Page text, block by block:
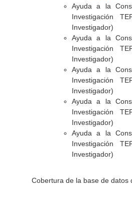
Ayuda a la
Investigación
Investigador)
Ayuda a la
Investigación
Investigador)
Ayuda a la
Investigación
Investigador)
Ayuda a la
Investigación
Investigador)
Ayuda a la
Investigación
Investigador)
Cobertura de la base de datos